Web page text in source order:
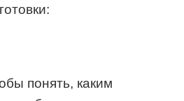
понять, каким